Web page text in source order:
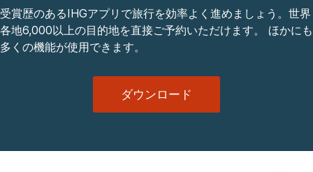
受賞歴のあるIHGアプリで旅行を効率よく進めましょう。世界
各地6,000以上の目的地を直接ご予約いただけます。 ほかにも
多くの機能が使用できます。
ダウンロード